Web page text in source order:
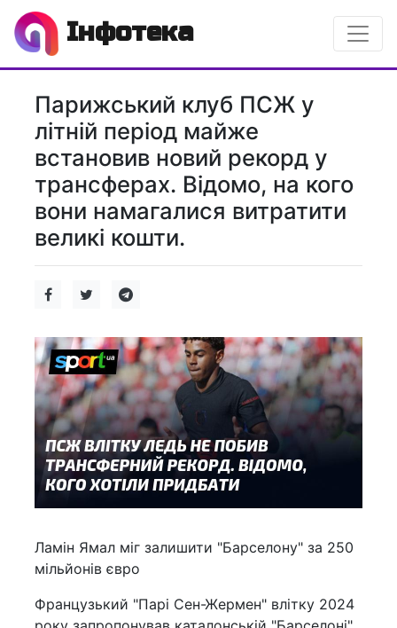
Інфотека
Парижський клуб ПСЖ у
літній період майже
встановив новий рекорд у
трансферах. Відомо, на кого
вони намагалися витратити
великі кошти.
Ламін Ямал міг залишити "Барселону" за 250
мільйонів євро
Французький "Парі Сен-Жермен" влітку 2024